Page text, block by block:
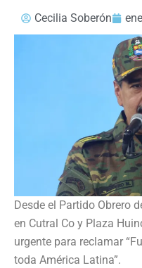
Cecilia Soberón
Desde el Partido Obrero
en Cutral Co y Plaza
urgente para reclamar
toda América Latina”.